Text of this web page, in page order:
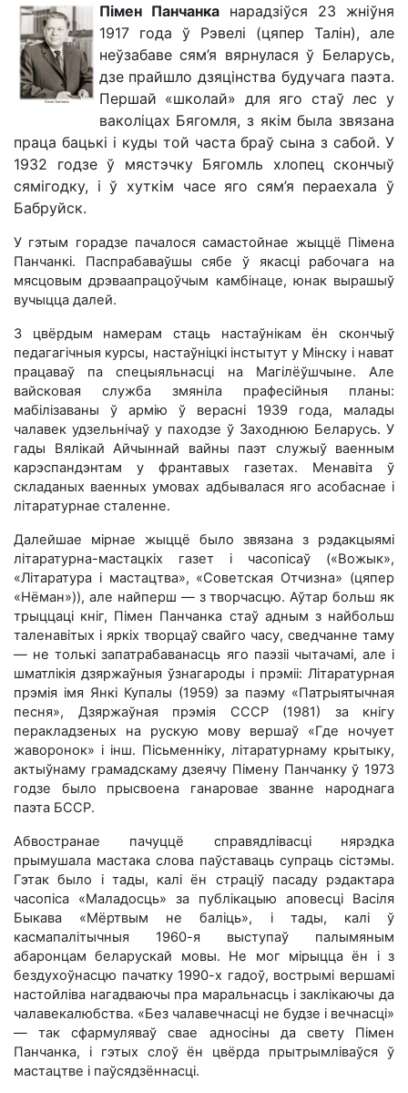
Пімен Панчанканарадзіўся 23 жніўня
1917 года ў Рэвелі (цяпер Талін), але
неўзабаве сям’я вярнулася ў Беларусь,
дзе прайшло дзяцінства будучага паэта.
Першай «школай» для яго стаў лес у
ваколіцах Бягомля, з якім была звязана
праца бацькі і куды той часта браў сына з сабой. У
1932 годзе ў мястэчку Бягомль хлопец скончыў
сямігодку, і ў хуткім часе яго сям’я пераехала ў
Бабруйск.
У гэтым горадзе пачалося самастойнае жыццё Пімена
Панчанкі. Паспрабаваўшы сябе ў якасці рабочага на
мясцовым дрэваапрацоўчым камбінаце, юнак вырашыў
вучыцца далей.
З цвёрдым намерам стаць настаўнікам ён скончыў
педагагічныя курсы, настаўніцкі інстытут у Мінску і нават
працаваў па спецыяльнасці на Магілёўшчыне. Але
вайсковая служба змяніла прафесійныя планы:
мабілізаваны ў армію ў верасні 1939 года, малады
чалавек удзельнічаў у паходзе ў Заходнюю Беларусь. У
гады Вялікай Айчыннай вайны паэт служыў ваенным
карэспандэнтам у франтавых газетах. Менавіта ў
складаных ваенных умовах адбывалася яго асобаснае і
літаратурнае сталенне.
Далейшае мірнае жыццё было звязана з рэдакцыямі
літаратурна-мастацкіх газет і часопісаў («Вожык»,
«Літаратура і мастацтва», «Советская Отчизна» (цяпер
«Нёман»)), але найперш — з творчасцю. Аўтар больш як
трыццаці кніг, Пімен Панчанка стаў адным з найбольш
таленавітых і яркіх творцаў свайго часу, сведчанне таму
— не толькі запатрабаванасць яго паэзіі чытачамі, але і
шматлікія дзяржаўныя ўзнагароды і прэміі: Літаратурная
прэмія імя Янкі Купалы (1959) за паэму «Патрыятычная
песня», Дзяржаўная прэмія СССР (1981) за кнігу
перакладзеных на рускую мову вершаў «Где ночует
жаворонок» і інш. Пісьменніку, літаратурнаму крытыку,
актыўнаму грамадскаму дзеячу Пімену Панчанку ў 1973
годзе было прысвоена ганаровае званне народнага
паэта БССР.
Абвостранае пачуццё справядлівасці нярэдка
прымушала мастака слова паўставаць супраць сістэмы.
Гэтак было і тады, калі ён страціў пасаду рэдактара
часопіса «Маладосць» за публікацыю аповесці Васіля
Быкава «Мёртвым не баліць», і тады, калі ў
касмапалітычныя 1960-я выступаў палымяным
абаронцам беларускай мовы. Не мог мірыцца ён і з
бездухоўнасцю пачатку 1990-х гадоў, вострымі вершамі
настойліва нагадваючы пра маральнасць і заклікаючы да
чалавекалюбства. «Без чалавечнасці не будзе і вечнасці»
— так сфармуляваў свае адносіны да свету Пімен
Панчанка, і гэтых слоў ён цвёрда прытрымліваўся ў
мастацтве і паўсядзённасці.